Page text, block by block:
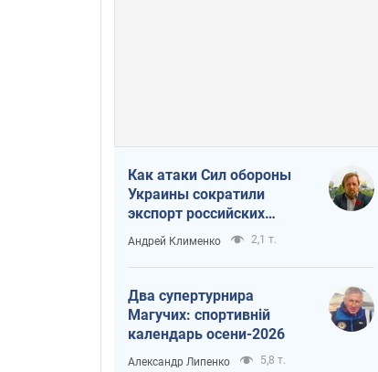
Как атаки Сил обороны
Украины сократили
экспорт российских
нефтепродуктов
Андрей Клименко 2,1 т.
Два супертурнира
Магучих: спортивній
календарь осени-2026
Александр Липенко 5,8 т.